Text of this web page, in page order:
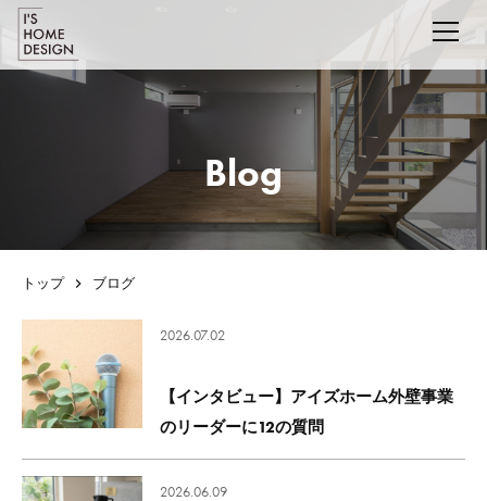
Blog
トップ ブログ
2026.07.02
【インタビュー】アイズホーム外壁事業
のリーダーに12の質問
2026.06.09